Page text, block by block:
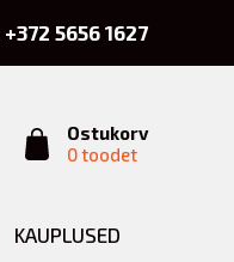
+372 5656 1627
Ostukorv
0 toodet
KAUPLUSED